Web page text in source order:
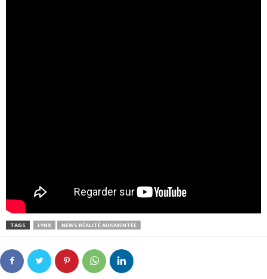
TAGS LYNX NEWS RÉALITÉ AUGMENTÉE